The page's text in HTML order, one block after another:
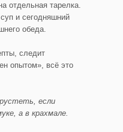
отдельная тарелка.
и сегодняшний
обеда.
следит
опытом», всё это
если
а в крахмале.